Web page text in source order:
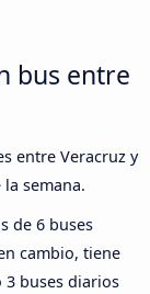
bus entre
entre Veracruz y
semana.
de 6 buses
cambio, tiene
3 buses diarios